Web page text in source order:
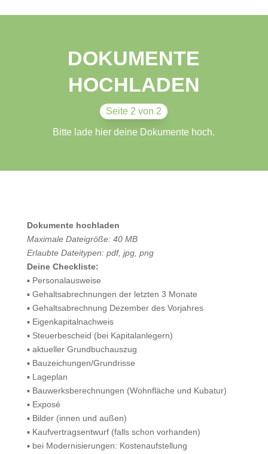
DOKUMENTE
HOCHLADEN
Seite 2 von 2
Bitte lade hier deine Dokumente hoch.
Dokumente hochladen
Maximale Dateigröße: 40 MB
Erlaubte Dateitypen: pdf, jpg, png
Deine Checkliste:
▪️ Personalausweise
▪️ Gehaltsabrechnungen der letzten 3 Monate
▪️ Gehaltsabrechnung Dezember des Vorjahres
▪️ Eigenkapitalnachweis
▪️ Steuerbescheid (bei Kapitalanlegern)
▪️ aktueller Grundbuchauszug
▪️ Bauzeichungen/Grundrisse
▪️ Lageplan
▪️ Bauwerksberechnungen (Wohnfläche und Kubatur)
▪️ Exposé
▪️ Bilder (innen und außen)
▪️ Kaufvertragsentwurf (falls schon vorhanden)
▪️ bei Modernisierungen: Kostenaufstellung